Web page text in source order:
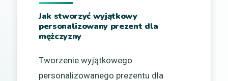
Jak stworzyć wyjątkowy
personalizowany prezent dla
mężczyzny
Tworzenie wyjątkowego
personalizowanego prezentu dla